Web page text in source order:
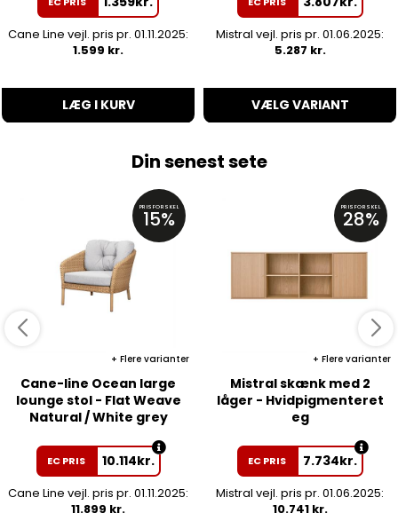
Cane Line vejl. pris pr. 01.11.2025:
1.599 kr.
LÆG I KURV
Mistral vejl. pris pr. 01.06.2025:
5.287 kr.
VÆLG VARIANT
Din senest sete
PRISFORSKEL
15%
Flere varianter
Cane-line Ocean large
lounge stol - Flat Weave
Natural / White grey
EC PRIS 10.114kr.
Cane Line vejl. pris pr. 01.11.2025:
11.899 kr.
PRISFORSKEL
28%
Flere varianter
Mistral skænk med 2
låger - Hvidpigmenteret
eg
EC PRIS 7.734kr.
Mistral vejl. pris pr. 01.06.2025:
10.741 kr.